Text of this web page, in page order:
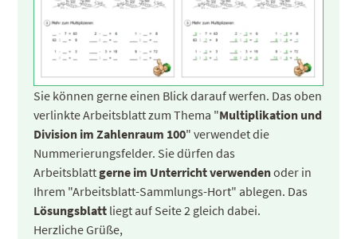
Sie können gerne einen Blick darauf werfen. Das oben
verlinkte Arbeitsblatt zum Thema "Multiplikation und
Division im Zahlenraum 100" verwendet die
Nummerierungsfelder. Sie dürfen das
Arbeitsblattgerne im Unterricht verwendenoder in
Ihrem "Arbeitsblatt-Sammlungs-Hort" ablegen. Das
Lösungsblatt liegt auf Seite 2 gleich dabei.
Herzliche Grüße,